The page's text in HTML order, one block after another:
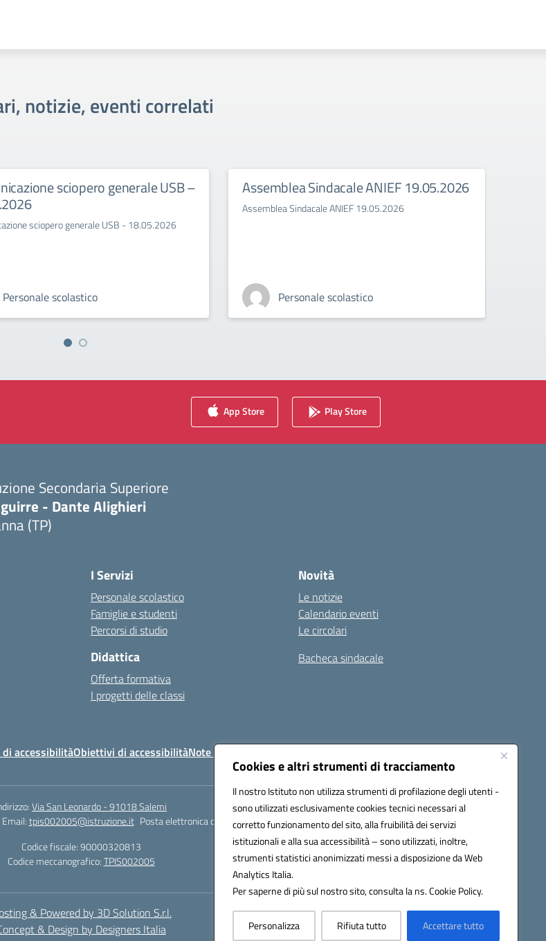
Cookies e altri strumenti di tracciamento
Il nostro Istituto non utilizza strumenti di profilazione degli utenti -
sono utilizzati esclusivamente cookies tecnici necessari al
corretto funzionamento del sito, alla fruibilità dei servizi
istituzionali e alla sua accessibilità – sono utilizzati, inoltre,
strumenti statistici anonimizzati messi a disposizione da Web
Analytics Italia.
Per saperne di più sul nostro sito, consulta la ns. Cookie Policy.
Personalizza Rifiuta tutto Accettare tutto
notizie, eventi correlati
sciopero generale USB –
sciopero generale USB - 18.05.2026
Personale scolastico
Assemblea Sindacale ANIEF 19.05.2026
Assemblea Sindacale ANIEF 19.05.2026
Personale scolastico
App Store Play Store
Secondaria Superiore
- Dante Alighieri
(TP)
I Servizi
Personale scolastico
Famiglie e studenti
Percorsi di studio
Didattica
Offerta formativa
I progetti delle classi
Novità
Le notizie
Calendario eventi
Le circolari
Bacheca sindacale
di accessibilitàObiettivi di accessibilitàNote legali Seguici su:
Via San Leonardo - 91018 Salemi
Email:tpis002005@istruzione.it Posta elettronica certificata (PEC):tpis002005@pec.istruzione.it
Codice fiscale: 90000320813
Codice meccanografico:TPIS002005
& Powered by 3D Solution S.r.l.
& Design by Designers Italia